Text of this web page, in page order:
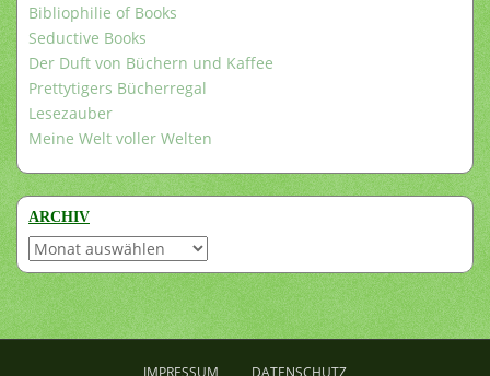
Bibliophilie of Books
Seductive Books
Der Duft von Büchern und Kaffee
Prettytigers Bücherregal
Lesezauber
Meine Welt voller Welten
ARCHIV
Archiv